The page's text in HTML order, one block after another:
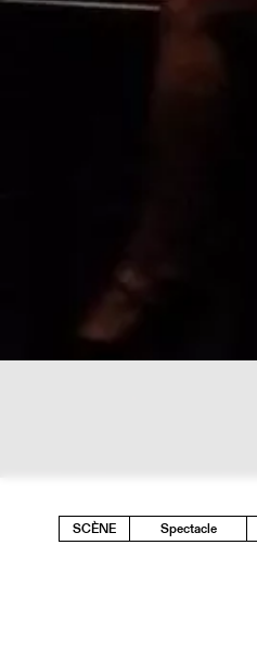
SCÈNE Spectacle